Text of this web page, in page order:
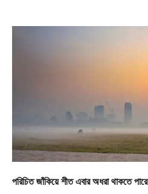
পরিচিত জাঁকিয়ে শীত এবার অধরা থাকতে পারে